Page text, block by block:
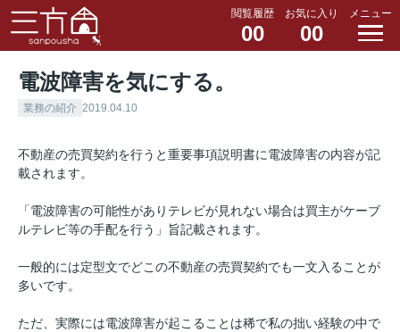
閲覧履歴
00
お気に入り
00
メニュー
電波障害を気にする。
業務の紹介 2019.04.10
不動産の売買契約を行うと重要事項説明書に電波障害の内容が記
載されます。
「電波障害の可能性がありテレビが見れない場合は買主がケーブ
ルテレビ等の手配を行う」旨記載されます。
一般的には定型文でどこの不動産の売買契約でも一文入ることが
多いです。
ただ、実際には電波障害が起こることは稀で私の拙い経験の中で